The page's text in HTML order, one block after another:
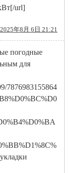
url]
2025年8月 6日 21:21
погодные
для
7876983155864